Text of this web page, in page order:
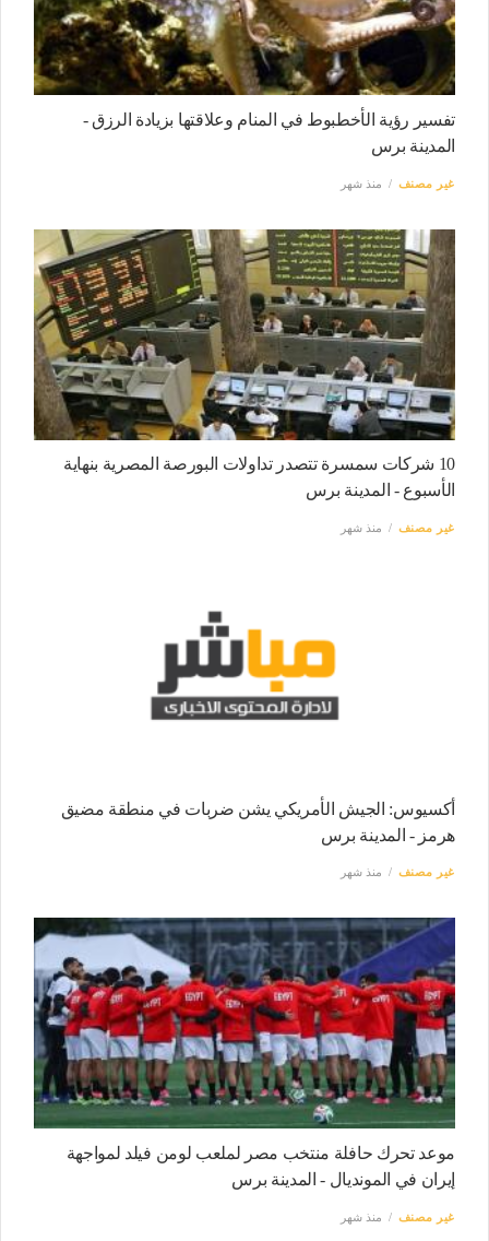
تفسير رؤية الأخطبوط في المنام وعلاقتها بزيادة الرزق -
المدينة برس
غير مصنف منذ شهر
10 شركات سمسرة تتصدر تداولات البورصة المصرية بنهاية
الأسبوع - المدينة برس
غير مصنف منذ شهر
أكسيوس: الجيش الأمريكي يشن ضربات في منطقة مضيق
هرمز - المدينة برس
غير مصنف منذ شهر
موعد تحرك حافلة منتخب مصر لملعب لومن فيلد لمواجهة
إيران في المونديال - المدينة برس
غير مصنف منذ شهر